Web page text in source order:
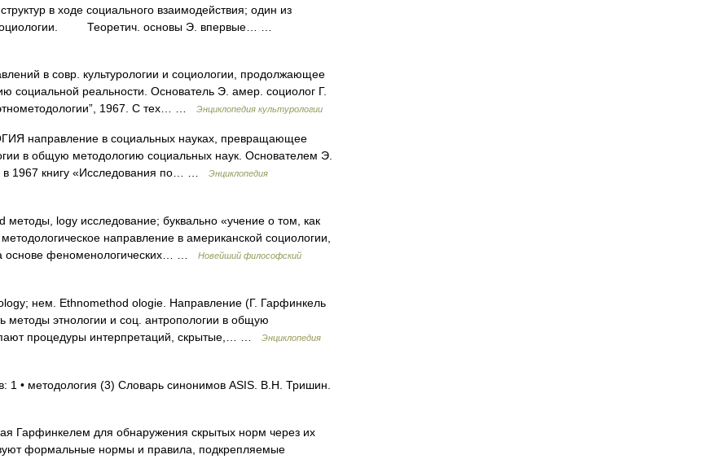
в ходе социального взаимодействия; один из
социологии. Теоретич. основы Э. впервые… …
в совр. культурологии и социологии, продолжающее
социальной реальности. Основатель Э. амер. социолог Г.
1967. С тех… …
Энциклопедия культурологии
в социальных науках, превращающее
в общую методологию социальных наук. Основателем Э.
в 1967 книгу «Исследования по… …
Энциклопедия
logy исследование; буквально «учение о том, как
направление в американской социологии,
основе феноменологических… …
Новейший философский
нем. Ethnomethod ologie. Направление (Г. Гарфинкель
методы этнологии и соц. антропологии в общую
процедуры интерпретаций, скрытые,… …
Энциклопедия
1 • методология (3) Словарь синонимов ASIS. В.Н. Тришин.
Гарфинкелем для обнаружения скрытых норм через их
формальные нормы и правила, подкрепляемые